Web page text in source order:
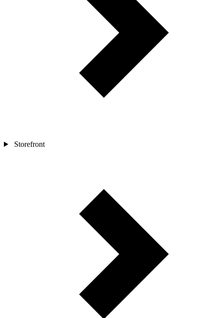
Storefront